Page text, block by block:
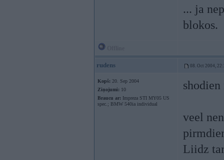
... ja
blokos.
rudens 08. Oct 2004,
Kopš: 20. Sep 2004
Ziņojumi: 10
Braucu ar: Impreza STI MY05 US
spec.; BMW 540ia individual
veel
Liidz